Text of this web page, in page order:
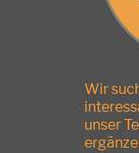
Wir
unser